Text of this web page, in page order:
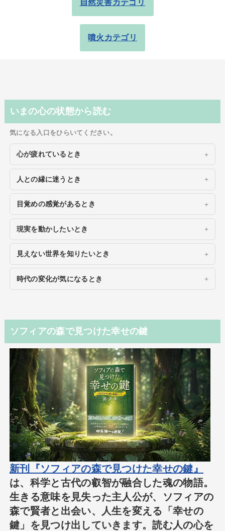
自然災害カテゴリ
噴火カテゴリ
いまの心の状態から読む
気になる入口をひらいてください。
心が疲れているとき
人との縁に迷うとき
目覚めの感覚があるとき
現実を動かしたいとき
見えない世界を知りたいとき
時代の変化が気になるとき
ソフィアの森で見つけた幸せの鍵
新刊『ソフィアの森で見つけた幸せの鍵』
は、科学と古代の叡智が融合した魂の物語。
生きる意味を見失った主人公が、ソフィアの
森で賢者と出会い、人生を変える「幸せの
鍵」を見つけ出していきます。読む人の心を